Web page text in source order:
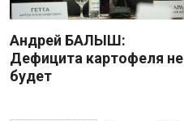
Андрей БАЛЫШ:
Дефицита картофеля не
будет